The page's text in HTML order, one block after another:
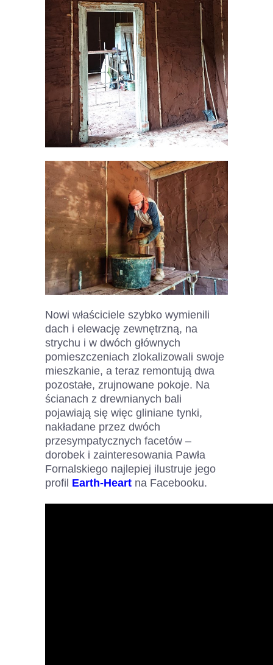
Nowi właściciele szybko wymienili
dach i elewację zewnętrzną, na
strychu i w dwóch głównych
pomieszczeniach zlokalizowali swoje
mieszkanie, a teraz remontują dwa
pozostałe, zrujnowane pokoje. Na
ścianach z drewnianych bali
pojawiają się więc gliniane tynki,
nakładane przez dwóch
przesympatycznych facetów –
dorobek i zainteresowania Pawła
Fornalskiego najlepiej ilustruje jego
profil Earth-Heart na Facebooku.